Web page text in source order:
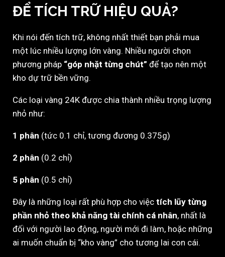
ĐỂ TÍCH TRỮ HIỆU QUẢ?
Khi nói đến tích trữ, không nhất thiết bạn phải mua
một lúc nhiều lượng lớn vàng. Nhiều người chọn
phương pháp “góp nhặt từng chút” để tạo nên một
kho dự trữ bền vững.
Các loại vàng 24K được chia thành nhiều trọng lượng
nhỏ như:
1 phân (tức 0.1 chỉ, tương đương 0.375g)
2 phân (0.2 chỉ)
5 phân (0.5 chỉ)
Đây là những loại rất phù hợp cho việc tích lũy từng
phần nhỏ theo khả năng tài chính cá nhân, nhất là
đối với người lao động, người mới đi làm, hoặc những
ai muốn chuẩn bị “kho vàng” cho tương lai con cái.